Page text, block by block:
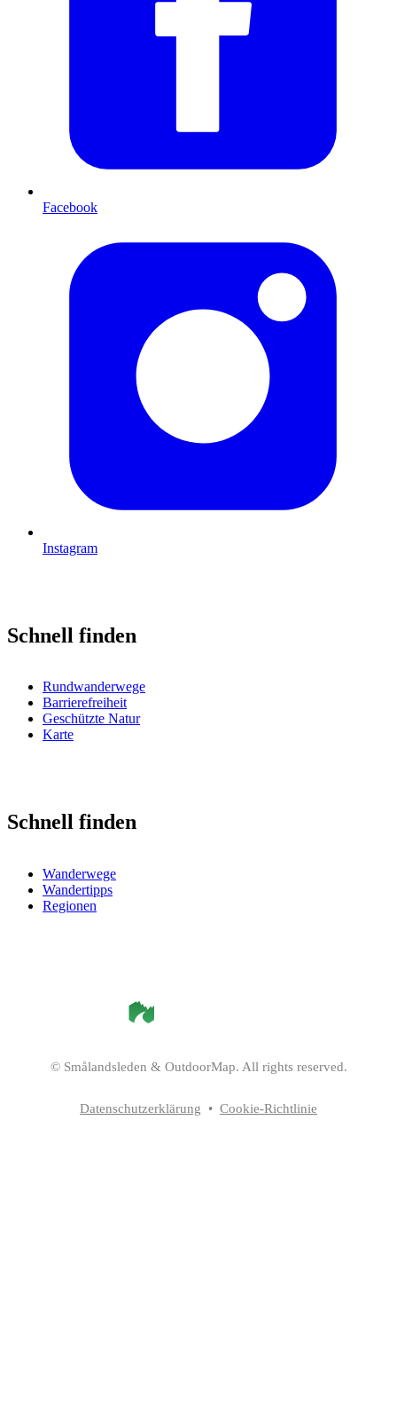
Facebook
Instagram
Schnell finden
Rundwanderwege
Barrierefreiheit
Geschützte Natur
Karte
Schnell finden
Wanderwege
Wandertipps
Regionen
© Smålandsleden & OutdoorMap. All rights reserved.
Datenschutzerklärung • Cookie-Richtlinie